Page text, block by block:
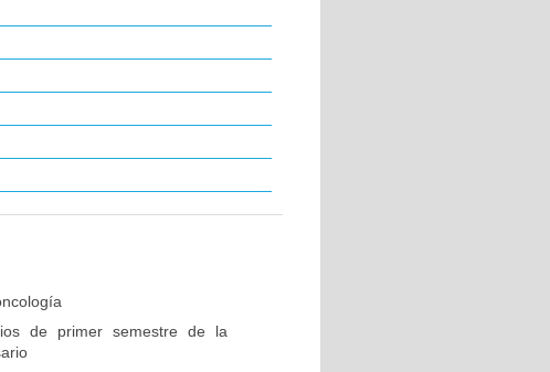
de primer semestre de la